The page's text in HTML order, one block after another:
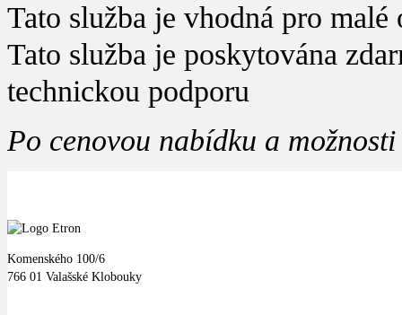
Tato služba je vhodná pro malé
Tato služba je poskytována
technickou podporu
Po cenovou nabídku a
Komenského 100/6
766 01 Valašské Klobouky